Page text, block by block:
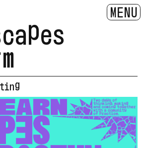
MENU